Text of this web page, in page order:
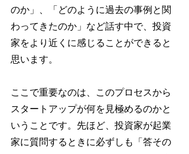
のか」、「どのように過去の事例と関
わってきたのか」など話す中で、投資
家をより近くに感じることができると
思います。
ここで重要なのは、このプロセスから
スタートアップが何を見極めるのかと
いうことです。先ほど、投資家が起業
家に質問するときに必ずしも「答その